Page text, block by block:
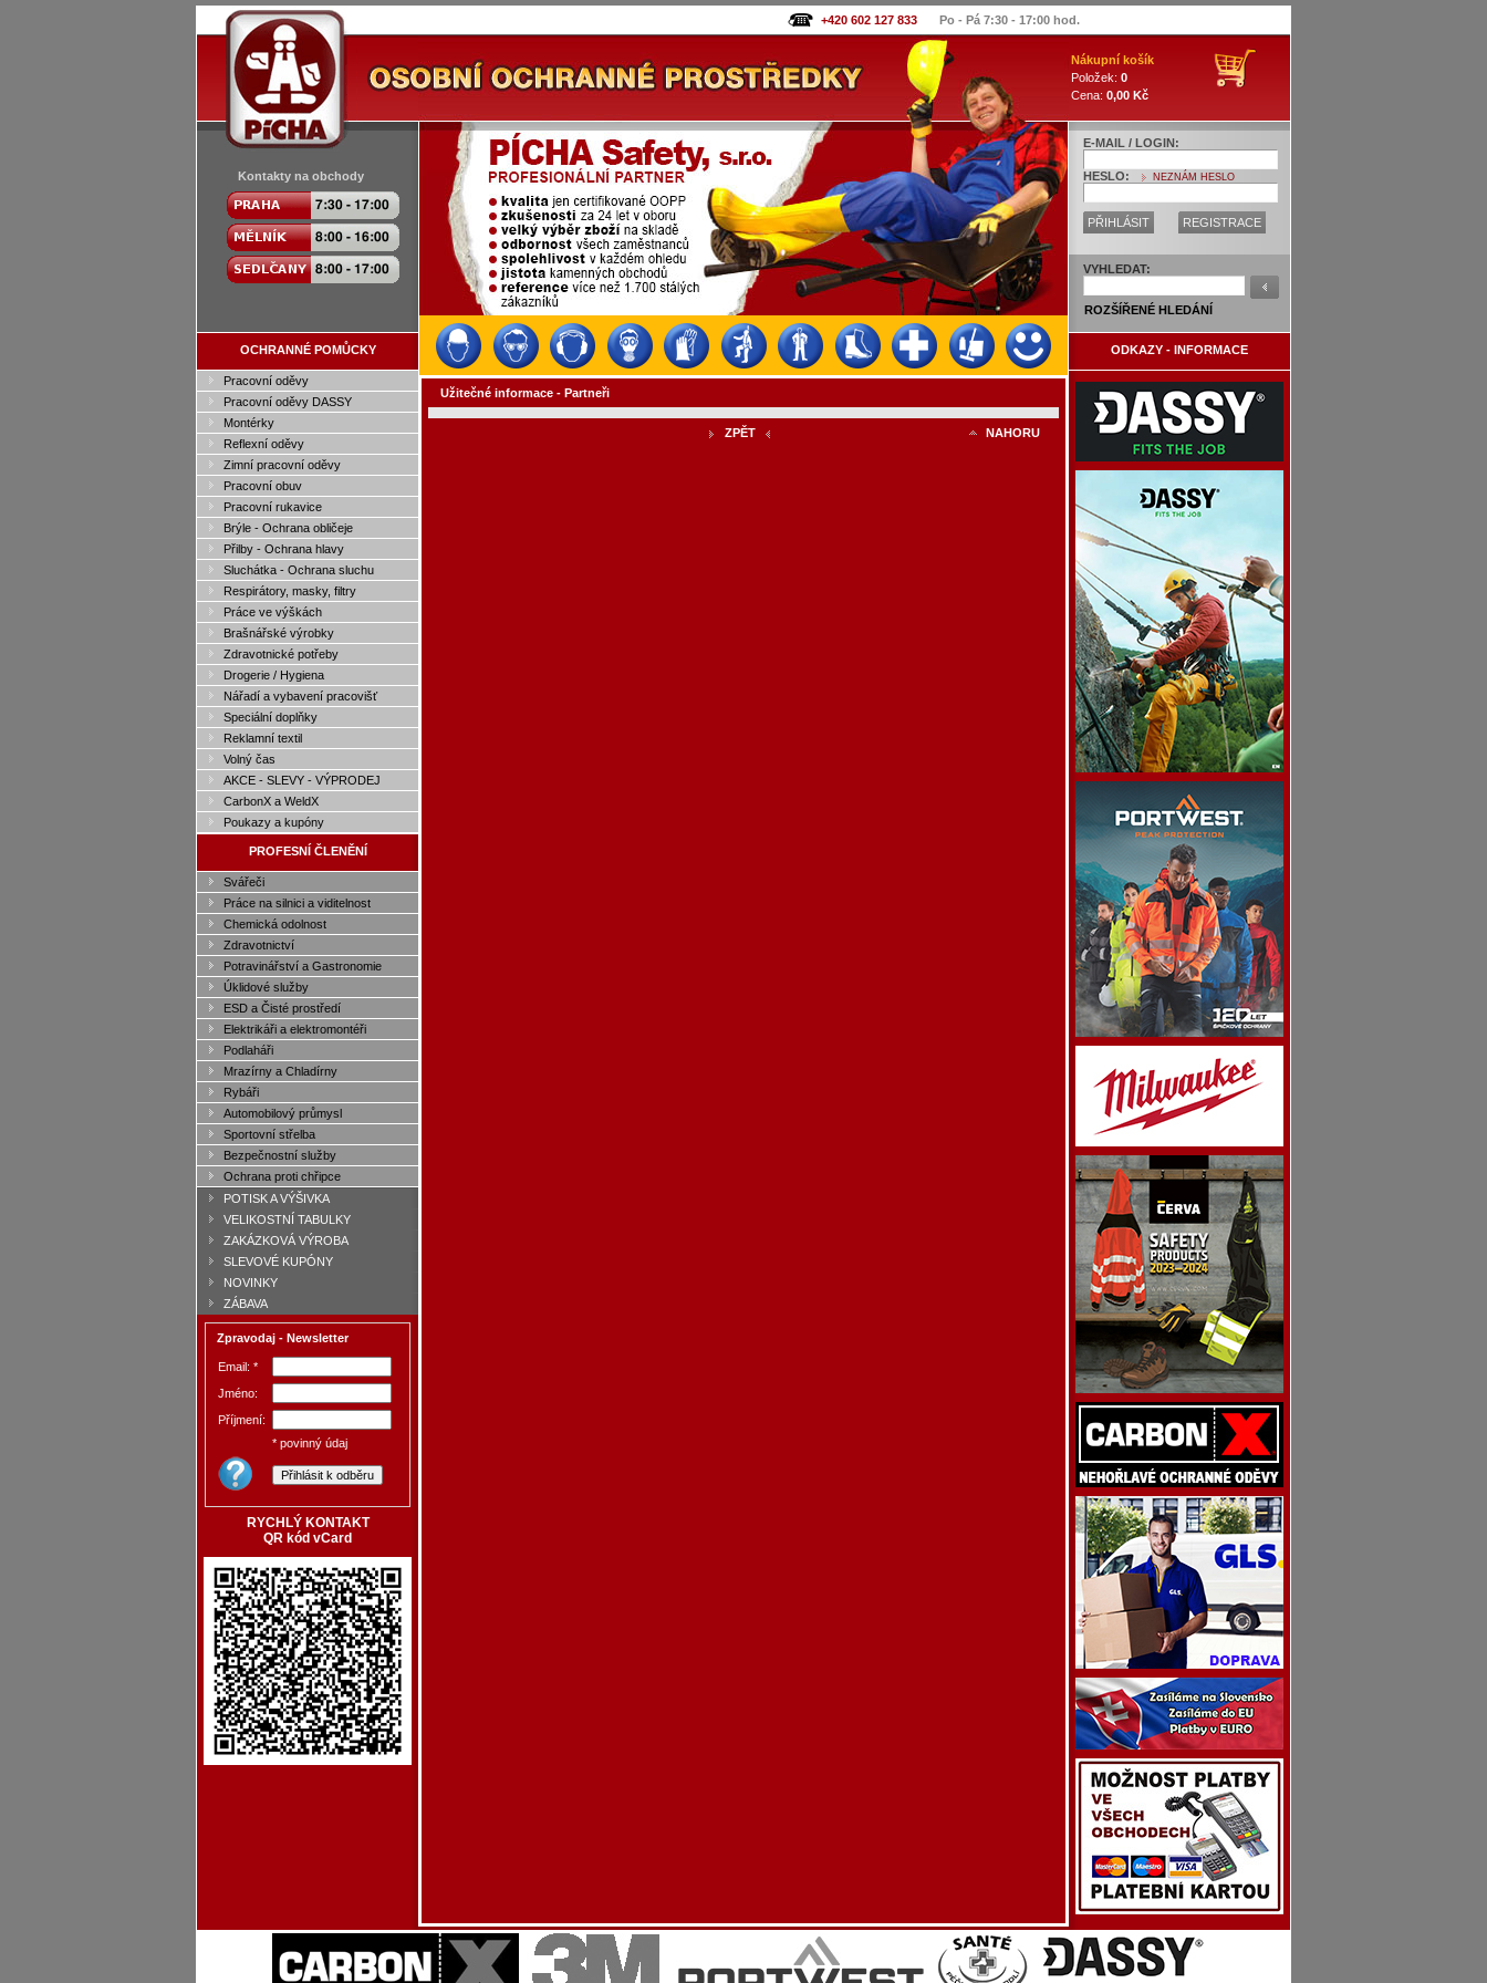
+420 602 127 833 Po - Pá 7:30 - 17:00 hod.
Kontakty na obchody
OCHRANNÉ POMŮCKY
Pracovní oděvy
Pracovní oděvy DASSY
Montérky
Reflexní oděvy
Zimní pracovní oděvy
Pracovní obuv
Pracovní rukavice
Brýle - Ochrana obličeje
Přilby - Ochrana hlavy
Sluchátka - Ochrana sluchu
Respirátory, masky, filtry
Práce ve výškách
Brašnářské výrobky
Zdravotnické potřeby
Drogerie / Hygiena
Nářadí a vybavení pracovišť
Speciální doplňky
Reklamní textil
Volný čas
AKCE - SLEVY - VÝPRODEJ
CarbonX a WeldX
Poukazy a kupóny
PROFESNÍ ČLENĚNÍ
Svářeči
Práce na silnici a viditelnost
Chemická odolnost
Zdravotnictví
Potravinářství a Gastronomie
Úklidové služby
ESD a Čisté prostředí
Elektrikáři a elektromontéři
Podlaháři
Mrazírny a Chladírny
Rybáři
Automobilový průmysl
Sportovní střelba
Bezpečnostní služby
Ochrana proti chřipce
POTISK A VÝŠIVKA
VELIKOSTNÍ TABULKY
ZAKÁZKOVÁ VÝROBA
SLEVOVÉ KUPÓNY
NOVINKY
ZÁBAVA
Zpravodaj - Newsletter
Email: *
Jméno:
Příjmení:
* povinný údaj
RYCHLÝ KONTAKT
QR kód vCard
Užitečné informace - Partneři
ZPĚT NAHORU
Nákupní košík
Položek: 0
Cena: 0,00 Kč
E-MAIL / LOGIN:
HESLO: NEZNÁM HESLO
PŘIHLÁSIT REGISTRACE
VYHLEDAT:
ROZŠÍŘENÉ HLEDÁNÍ
ODKAZY - INFORMACE